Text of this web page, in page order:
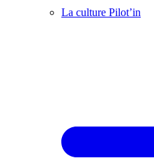
La culture Pilot’in